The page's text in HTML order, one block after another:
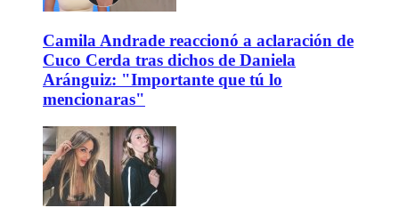
Camila Andrade reaccionó a aclaración de
Cuco Cerda tras dichos de Daniela
Aránguiz: "Importante que tú lo
mencionaras"